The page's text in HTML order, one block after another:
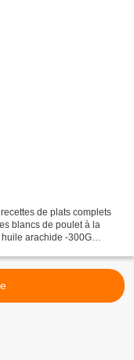
de plats complets
blancs de poulet à la
arachide -300G